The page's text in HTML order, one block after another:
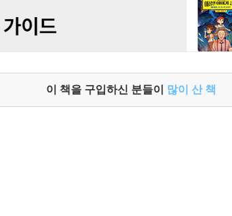
이 책을 구입하신 분들이 많이 산 책